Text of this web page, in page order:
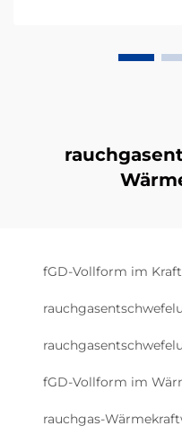
fGD-Vollform im
fGD-Vollform im
rauchgas-